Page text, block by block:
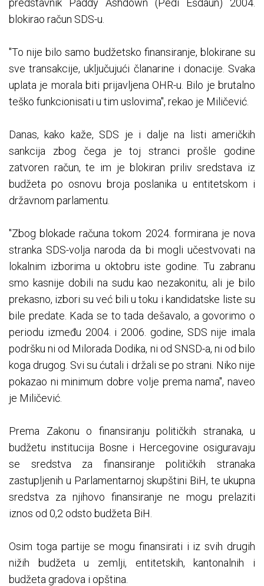
blokirao račun SDS-u.
"To nije bilo samo budžetsko finansiranje, blokirane su
sve transakcije, uključujući članarine i donacije. Svaka
uplata je morala biti prijavljena OHR-u. Bilo je brutalno
teško funkcionisati u tim uslovima", rekao je Miličević.
Danas, kako kaže, SDS je i dalje na listi američkih
sankcija zbog čega je toj stranci prošle godine
zatvoren račun, te im je blokiran priliv sredstava iz
budžeta po osnovu broja poslanika u entitetskom i
državnom parlamentu.
"Zbog blokade računa tokom 2024. formirana je nova
stranka SDS-volja naroda da bi mogli učestvovati na
lokalnim izborima u oktobru iste godine. Tu zabranu
smo kasnije dobili na sudu kao nezakonitu, ali je bilo
prekasno, izbori su već bili u toku i kandidatske liste su
bile predate. Kada se to tada dešavalo, a govorimo o
periodu između 2004. i 2006. godine, SDS nije imala
podršku ni od Milorada Dodika, ni od SNSD-a, ni od bilo
koga drugog. Svi su ćutali i držali se po strani. Niko nije
pokazao ni minimum dobre volje prema nama", naveo
je Miličević.
Prema Zakonu o finansiranju političkih stranaka, u
budžetu institucija Bosne i Hercegovine osiguravaju
se sredstva za finansiranje političkih stranaka
zastupljenih u Parlamentarnoj skupštini BiH, te ukupna
sredstva za njihovo finansiranje ne mogu prelaziti
iznos od 0,2 odsto budžeta BiH.
Osim toga partije se mogu finansirati i iz svih drugih
nižih budžeta u zemlji, entitetskih, kantonalnih i
budžeta gradova i opština.